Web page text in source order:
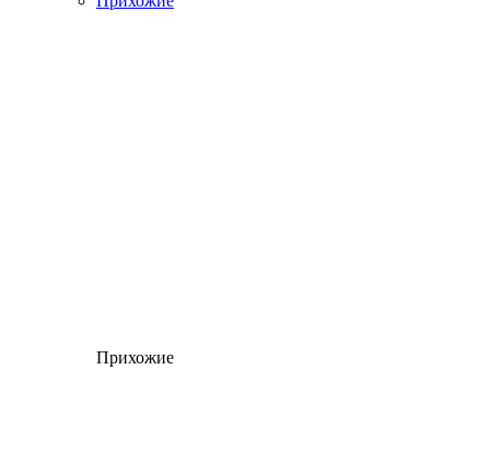
Прихожие